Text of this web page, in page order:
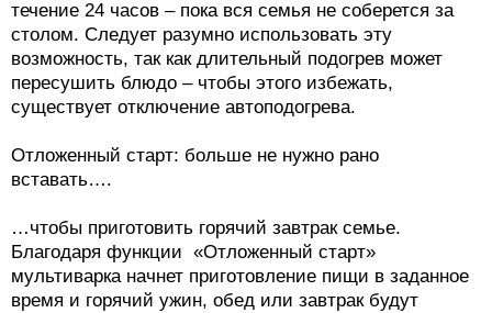
течение 24 часов – пока вся семья не соберется за
столом. Следует разумно использовать эту
возможность, так как длительный подогрев может
пересушить блюдо – чтобы этого избежать,
существует отключение автоподогрева.
Отложенный старт: больше не нужно рано
вставать….
…чтобы приготовить горячий завтрак семье.
Благодаря функции «Отложенный старт»
мультиварка начнет приготовление пищи в заданное
время и горячий ужин, обед или завтрак будут